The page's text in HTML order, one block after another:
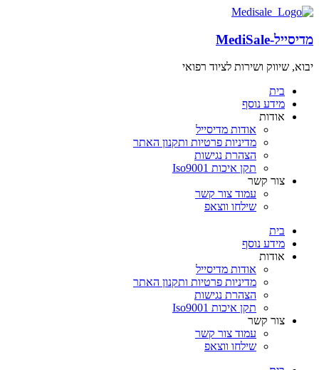
שִׂים
בְּאֲתָר
מֻפְעֶלֶת
לִנְגִישׁוּת
מדיסייל-MediSale
יבוא, שיווק ושירות לציוד רפואי
בית
מידע נוסף
אודות
אודות מדיסייל
מדיניות פרטיות ותקנון האתר
הצהרת נגישות
תקן איכות Iso9001
צור קשר
עמוד צור קשר
שילחו ווצאפ
בית
מידע נוסף
אודות
אודות מדיסייל
מדיניות פרטיות ותקנון האתר
הצהרת נגישות
תקן איכות Iso9001
צור קשר
עמוד צור קשר
שילחו ווצאפ